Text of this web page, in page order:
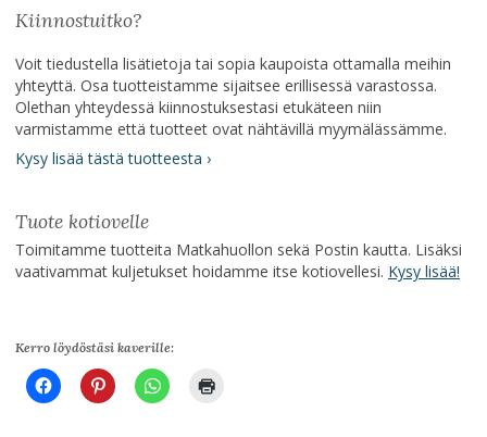
Kiinnostuitko?
Voit tiedustella lisätietoja tai sopia kaupoista ottamalla meihin
yhteyttä. Osa tuotteistamme sijaitsee erillisessä varastossa.
Olethan yhteydessä kiinnostuksestasi etukäteen niin
varmistamme että tuotteet ovat nähtävillä myymälässämme.
Kysy lisää tästä tuotteesta ›
Tuote kotiovelle
Toimitamme tuotteita Matkahuollon sekä Postin kautta. Lisäksi
vaativammat kuljetukset hoidamme itse kotiovellesi. Kysy lisää!
Kerro löydöstäsi kaverille: